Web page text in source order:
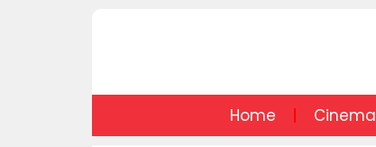
Home Cinema